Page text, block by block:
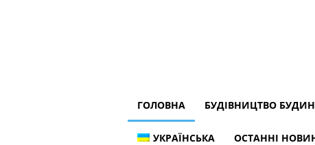
ГОЛОВНА БУДІВНИЦТВО
УКРАЇНСЬКА ОСТАННІ